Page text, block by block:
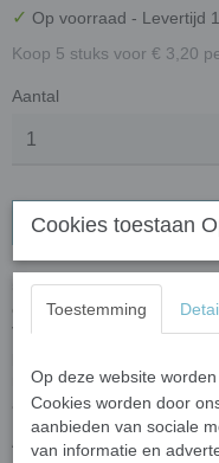
✓ Op voorraad - Levertijd
Koop 5 stuks voor € 3,20
Aantal
In winkelwagen
50 gram (circa 85
en gekleurd met natuurlijke
Voorbeelden van kleur-
reflecteert het licht voor
aan kleuren maakt dit
Afmeting: 10 x 10 x 10
Cookies toestaan
Toestemming
Op deze website
Cookies worden door
aanbieden van sociale
van informatie en